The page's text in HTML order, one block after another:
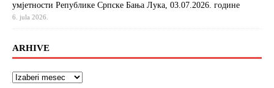
умјетности Републике Српске Бања Лука, 03.07.2026. године
6. jula 2026.
ARHIVE